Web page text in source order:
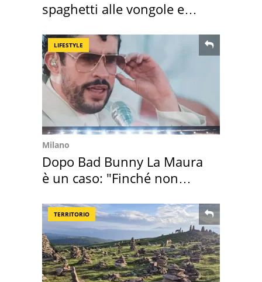
spaghetti alle vongole e
LIFESTYLE
Milano
Dopo Bad Bunny La Maura
è un caso: "Finché non
TERRITORIO